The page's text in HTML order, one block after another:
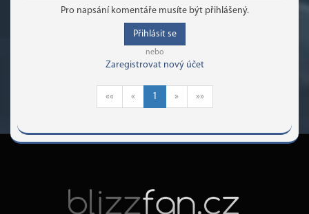
Pro napsání komentáře musíte být přihlášený.
Přihlásit se
nebo
Zaregistrovat nový účet
«« « 1 » »»